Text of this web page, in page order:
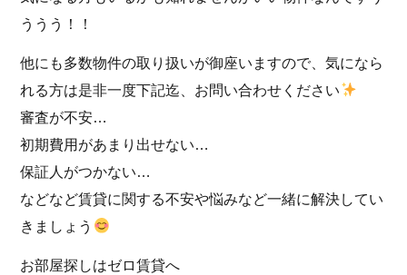
ううう！！
他にも多数物件の取り扱いが御座いますので、気になら
れる方は是非一度下記迄、お問い合わせください
審査が不安…
初期費用があまり出せない…
保証人がつかない…
などなど賃貸に関する不安や悩みなど一緒に解決してい
きましょう
お部屋探しはゼロ賃貸へ